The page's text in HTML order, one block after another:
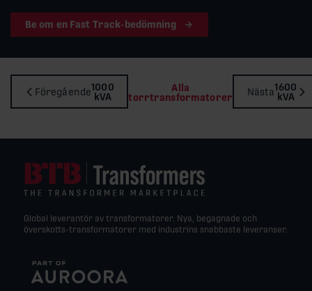
Be om en Fast Track-bedömning
Föregående1000
kVA
Alla
torrtransformatorer
Nästa1600
kVA
Global leverantör av transformatorer. Nya, begagnade och
överskotts-transformatorer med industrins snabbaste leveranser.